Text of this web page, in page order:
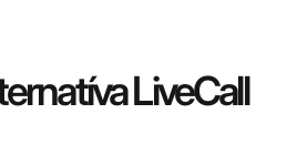
LiveCall